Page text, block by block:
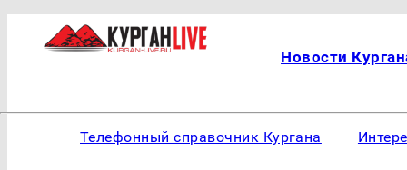
Новости
Телефонный справочник Кургана